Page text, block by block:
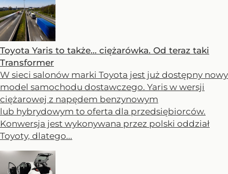
Toyota Yaris to także... ciężarówka. Od teraz taki
Transformer
W sieci salonów marki Toyota jest już dostępny nowy
model samochodu dostawczego. Yaris w wersji
ciężarowej z napędem benzynowym
lub hybrydowym to oferta dla przedsiębiorców.
Konwersja jest wykonywana przez polski oddział
Toyoty, dlatego...